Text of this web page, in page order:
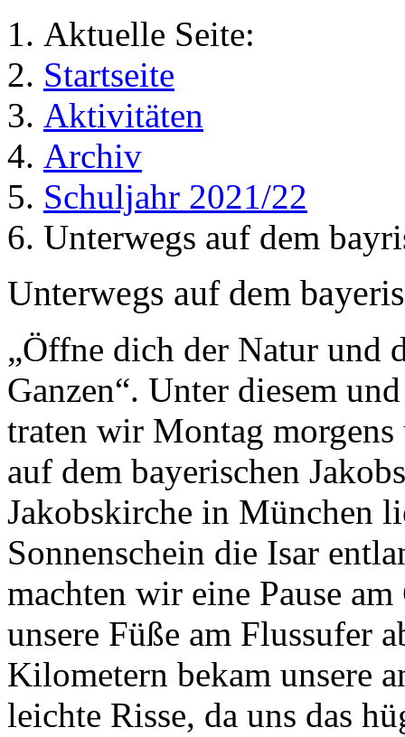
Aktuelle Seite:
Startseite
Aktivitäten
Archiv
Schuljahr 2021/22
Unterwegs auf dem
Unterwegs auf dem
„Öffne dich der Natur und
Ganzen“. Unter diesem
traten wir Montag morgens
auf dem bayerischen
Jakobskirche in München
Sonnenschein die Isar
machten wir eine Pause
unsere Füße am Flussufer
Kilometern bekam unsere
leichte Risse, da uns das